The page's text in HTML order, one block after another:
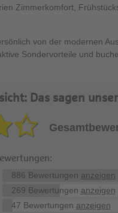
Zimmerkomfort,
von der modernen
Sondervorteile und
Das sagen
886 Bewertungen anzeigen
269 Bewertungen anzeigen
47 Bewertungen anzeigen